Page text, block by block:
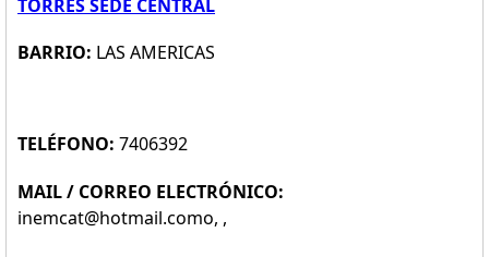
TORRES SEDE CENTRAL
BARRIO: LAS AMERICAS
TELÉFONO: 7406392
MAIL / CORREO ELECTRÓNICO:
inemcat@hotmail.como, ,